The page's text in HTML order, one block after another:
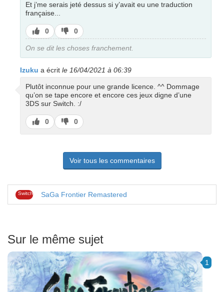
Et j’me serais jeté dessus si y’avait eu une traduction
française...
J’aime
0
J’aime
pas
0
On se dit les choses franchement.
Izuku a écrit le 16/04/2021 à 06:39
Plutôt inconnue pour une grande licence. ^^ Dommage
qu’on se tape encore et encore ces jeux digne d’une
3DS sur Switch. :/
J’aime
0
J’aime
pas
0
Voir tous les commentaires
Switch SaGa Frontier Remastered
Sur le même sujet
1